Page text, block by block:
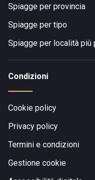
Spiagge per provincia
Spiagge per tipo
Spiagge per località più
Condizioni
Cookie policy
Privacy policy
Termini e condizioni
Gestione cookie